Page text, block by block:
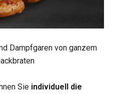
Dampfgaren von ganzem
Sie individuell die